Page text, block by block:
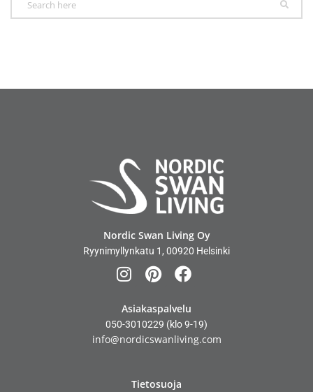
Nordic Swan Living Oy
Ryynimyllynkatu 1, 00920 Helsinki
Asiakaspalvelu
050-3010229 (klo 9-19)
info@nordicswanliving.com
Tietosuoja